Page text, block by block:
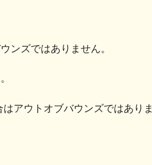
ンズではありません。
アウトオブバウンズではありま